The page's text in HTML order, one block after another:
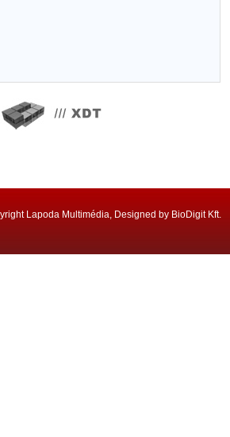
Lapoda Multimédia, Designed by BioDigit Kft.